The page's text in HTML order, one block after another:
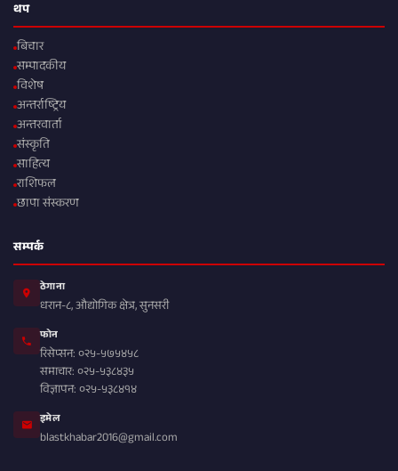
थप
बिचार
सम्पादकीय
विशेष
अन्तर्राष्ट्रिय
अन्तरवार्ता
संस्कृति
साहित्य
राशिफल
छापा संस्करण
सम्पर्क
ठेगाना
धरान-८, औद्योगिक क्षेत्र, सुनसरी
फोन
रिसेप्सन: ०२५-५७५४५८
समाचार: ०२५-५३८४३५
विज्ञापन: ०२५-५३८४१४
इमेल
blastkhabar2016@gmail.com